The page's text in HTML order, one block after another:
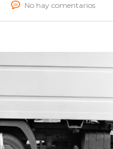
No hay comentarios